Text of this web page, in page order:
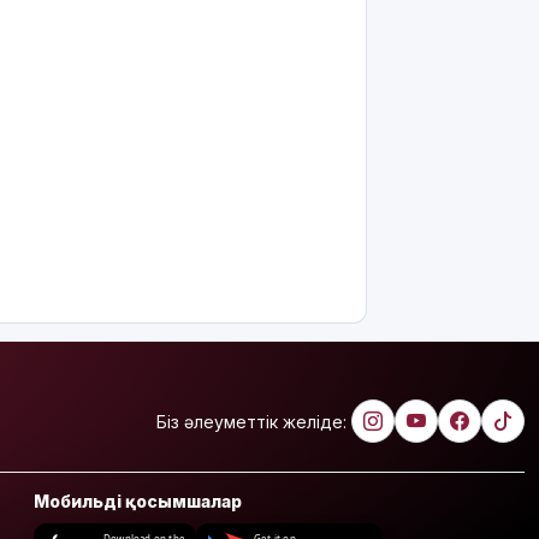
Біз әлеуметтік желіде:
Мобильді қосымшалар